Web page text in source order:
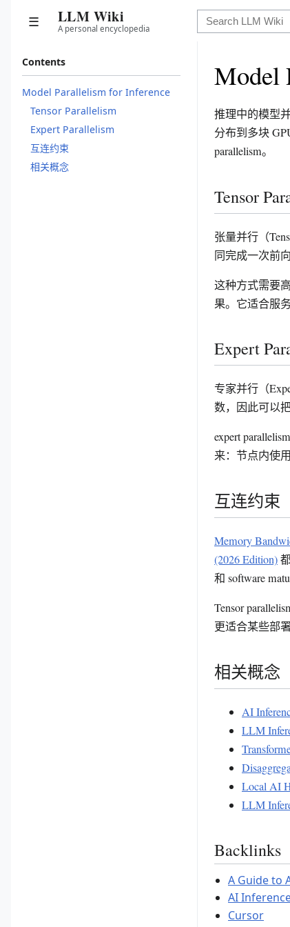
☰ LLM Wiki
A personal encyclopedia
Contents
Model Parallelism for Inference
Tensor Parallelism
Expert Parallelism
互连约束
相关概念
Model
推理中的模型
分布到多块
parallelism。
Tensor
张量并行（
同完成一次前向
这种方式需要
果。它适合服
Expert
专家并行（
数，因此可以
expert
来：节点内使用
互连约束
Memory
(2026 Edition)
和 software
Tensor
更适合某些部
相关概念
AI
LLM
Local AI
LLM
Backlinks
A Guide to
AI
Cursor